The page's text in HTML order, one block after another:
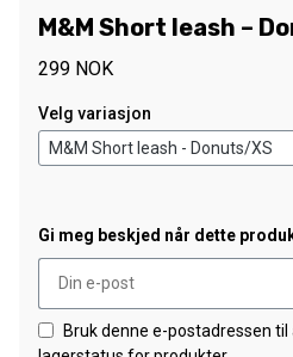
M&M Short leash –
299 NOK
Velg variasjon
Gi meg beskjed når dette
Bruk denne e-postadressen